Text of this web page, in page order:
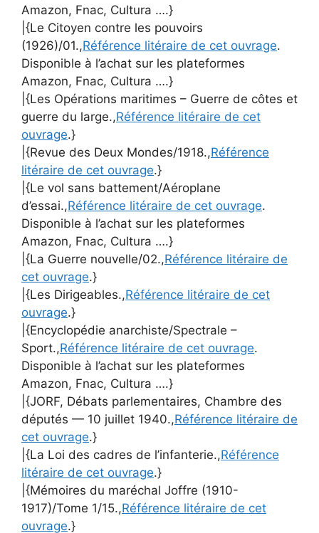
Amazon, Fnac, Cultura ….}
|{Le Citoyen contre les pouvoirs
(1926)/01.,Référence litéraire de cet ouvrage.
Disponible à l’achat sur les plateformes
Amazon, Fnac, Cultura ….}
|{Les Opérations maritimes – Guerre de côtes et
guerre du large.,Référence litéraire de cet
ouvrage.}
|{Revue des Deux Mondes/1918.,Référence
litéraire de cet ouvrage.}
|{Le vol sans battement/Aéroplane
d’essai.,Référence litéraire de cet ouvrage.
Disponible à l’achat sur les plateformes
Amazon, Fnac, Cultura ….}
|{La Guerre nouvelle/02.,Référence litéraire de
cet ouvrage.}
|{Les Dirigeables.,Référence litéraire de cet
ouvrage.}
|{Encyclopédie anarchiste/Spectrale –
Sport.,Référence litéraire de cet ouvrage.
Disponible à l’achat sur les plateformes
Amazon, Fnac, Cultura ….}
|{JORF, Débats parlementaires, Chambre des
députés — 10 juillet 1940.,Référence litéraire de
cet ouvrage.}
|{La Loi des cadres de l’infanterie.,Référence
litéraire de cet ouvrage.}
|{Mémoires du maréchal Joffre (1910-
1917)/Tome 1/15.,Référence litéraire de cet
ouvrage.}